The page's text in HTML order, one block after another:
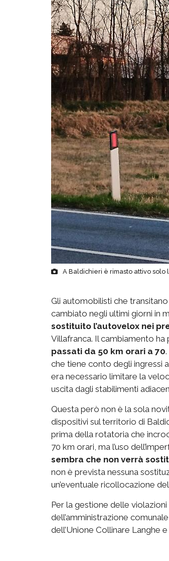
A Baldichieri è rimasto attivo
Gli automobilisti che
cambiato negli ultimi giorni in
sostituito l’autovelox nei
Villafranca. Il cambiamento
passati da 50 km orari a 70
che tiene conto degli ingressi
era necessario limitare la
uscita dagli stabilimenti
Questa però non è la sola
dispositivi sul territorio di
prima della rotatoria che
70 km orari, ma l’uso
sembra che non verrà
non è prevista nessuna
un’eventuale ricollocazione
Per la gestione delle
dell’amministrazione
dell’Unione Collinare Langhe